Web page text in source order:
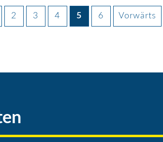
2 3 4 5 6 Vorwärts